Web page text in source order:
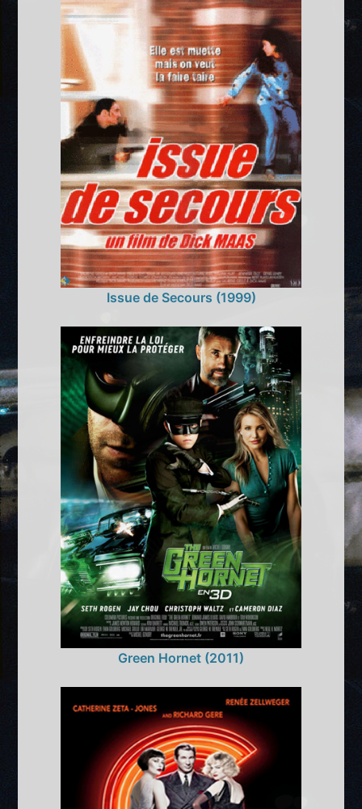
Issue de Secours (1999)
Green Hornet (2011)